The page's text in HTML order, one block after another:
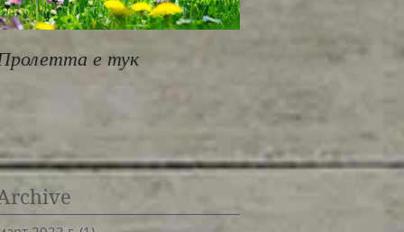
е тук
За работилница